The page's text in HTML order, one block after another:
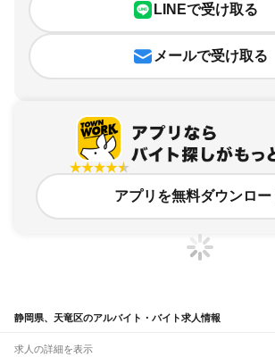
LINEで受け取る
メールで受け取る
アプリを無料ダウンロー
静岡県、天竜区のアルバイト・バイト求人情報
求人の詳細を表示